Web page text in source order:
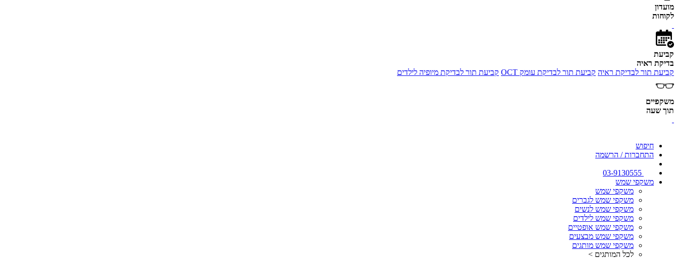
מועדון
לקוחות
קביעת
בדיקת ראיה
קביעת תור לבדיקת ראיה קביעת תור לבדיקת עומק OCT קביעת תור לבדיקת מיופיה לילדים
משקפיים
תוך שעה
חיפוש
התחברות / הרשמה
משקפי שמש
משקפי שמש
משקפי שמש לגברים
משקפי שמש לנשים
משקפי שמש לילדים
משקפי שמש אופטיים
משקפי שמש מבצעים
משקפי שמש מותגים
לכל המותגים >